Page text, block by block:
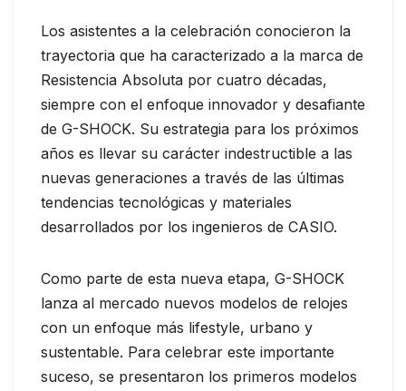
Los asistentes a la celebración conocieron la
trayectoria que ha caracterizado a la marca de
Resistencia Absoluta por cuatro décadas,
siempre con el enfoque innovador y desafiante
de G-SHOCK. Su estrategia para los próximos
años es llevar su carácter indestructible a las
nuevas generaciones a través de las últimas
tendencias tecnológicas y materiales
desarrollados por los ingenieros de CASIO.
Como parte de esta nueva etapa, G-SHOCK
lanza al mercado nuevos modelos de relojes
con un enfoque más lifestyle, urbano y
sustentable. Para celebrar este importante
suceso, se presentaron los primeros modelos